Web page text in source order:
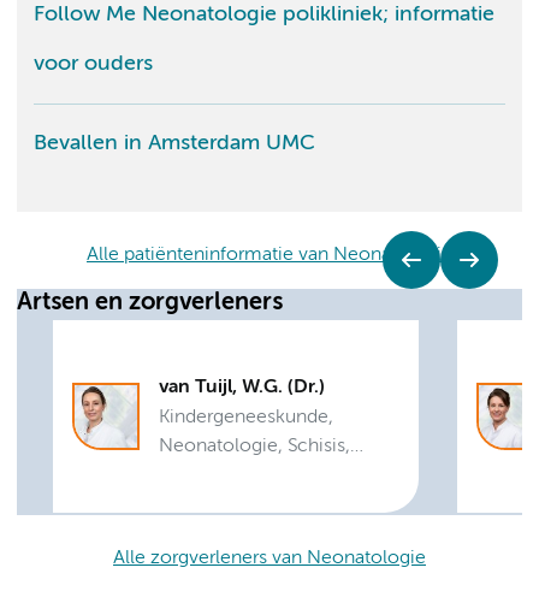
Follow Me Neonatologie polikliniek; informatie
voor ouders
Bevallen in Amsterdam UMC
Alle patiënteninformatie van Neonatologie
Artsen en zorgverleners
van Tuijl, W.G. (Dr.)
Kindergeneeskunde,
Neonatologie, Schisis,
Alle zorgverleners van Neonatologie